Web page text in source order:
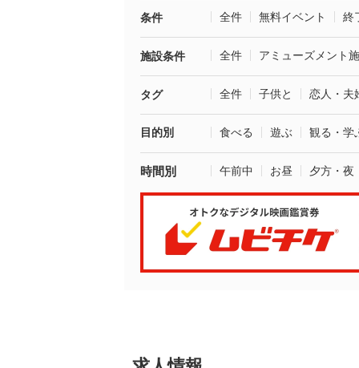
条件 全件 無料イベント 終
施設条件 全件 アミューズメント
タグ 全件 子供と 恋人・夫
目的別 食べる 遊ぶ 観る・学
時間別 午前中 お昼 夕方・夜